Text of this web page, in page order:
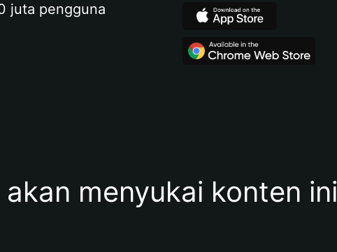
juta pengguna
menyukai konten ini